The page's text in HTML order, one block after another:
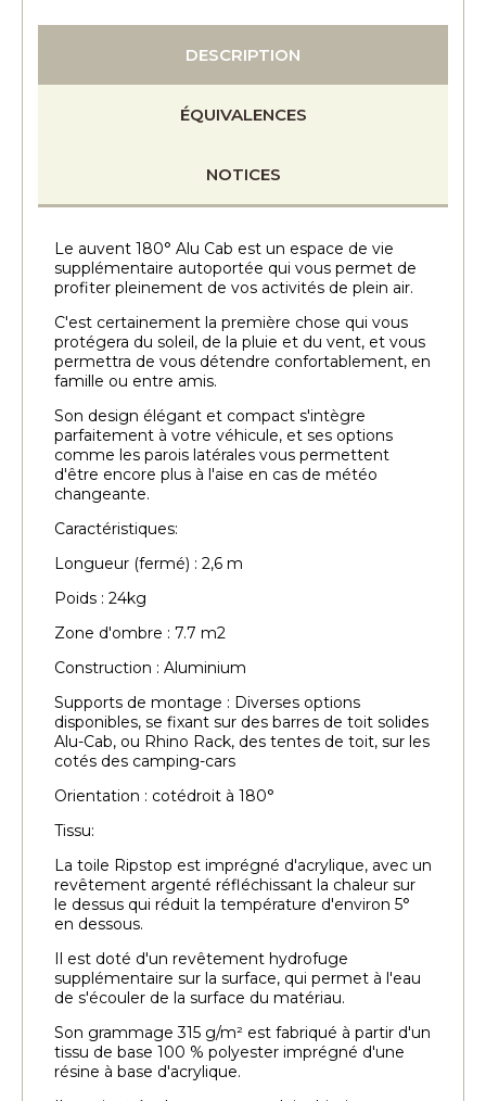
DESCRIPTION
ÉQUIVALENCES
NOTICES
Le auvent 180° Alu Cab est un espace de vie
supplémentaire autoportée qui vous permet de
profiter pleinement de vos activités de plein air.
C'est certainement la première chose qui vous
protégera du soleil, de la pluie et du vent, et vous
permettra de vous détendre confortablement, en
famille ou entre amis.
Son design élégant et compact s'intègre
parfaitement à votre véhicule, et ses options
comme les parois latérales vous permettent
d'être encore plus à l'aise en cas de météo
changeante.
Caractéristiques:
Longueur (fermé) : 2,6 m
Poids : 24kg
Zone d'ombre : 7.7 m2
Construction : Aluminium
Supports de montage : Diverses options
disponibles, se fixant sur des barres de toit solides
Alu-Cab, ou Rhino Rack, des tentes de toit, sur les
cotés des camping-cars
Orientation : cotédroit à 180°
Tissu:
La toile Ripstop est imprégné d'acrylique, avec un
revêtement argenté réfléchissant la chaleur sur
le dessus qui réduit la température d'environ 5°
en dessous.
Il est doté d'un revêtement hydrofuge
supplémentaire sur la surface, qui permet à l'eau
de s'écouler de la surface du matériau.
Son grammage 315 g/m² est fabriqué à partir d'un
tissu de base 100 % polyester imprégné d'une
résine à base d'acrylique.